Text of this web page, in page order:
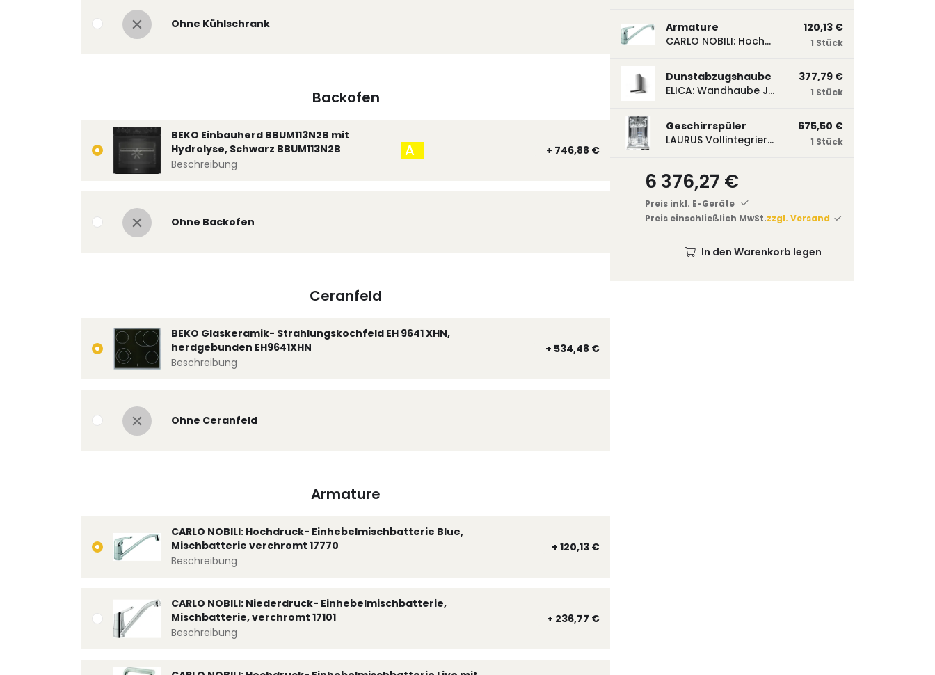
Ohne Kühlschrank
Backofen
BEKO Einbauherd BBUM113N2B mit
Hydrolyse, Schwarz BBUM113N2B
Beschreibung
A + 746,88 €
Ohne Backofen
Ceranfeld
BEKO Glaskeramik- Strahlungskochfeld EH 9641 XHN,
herdgebunden EH9641XHN
Beschreibung
+ 534,48 €
Ohne Ceranfeld
Armature
CARLO NOBILI: Hochdruck- Einhebelmischbatterie Blue,
Mischbatterie verchromt 17770
Beschreibung
+ 120,13 €
CARLO NOBILI: Niederdruck- Einhebelmischbatterie,
Mischbatterie, verchromt 17101
Beschreibung
+ 236,77 €
Armature
CARLO NOBILI: Hochdruck- Einhebelmischbatterie Blue, Mischbatterie verchromt 17770
120,13 €
1 Stück
Dunstabzugshaube
ELICA: Wandhaube JOYE 60-A,600 mm breit Edelstahl JOYE60A
377,79 €
1 Stück
Geschirrspüler
LAURUS Vollintegrierter Geschirrspüler LSV45-3, 450 mm breit, 3 Programme LSV45-3
675,50 €
1 Stück
6 376,27 €
Preis inkl. E-Geräte
Preis einschließlich MwSt.zzgl. Versand
In den Warenkorb legen